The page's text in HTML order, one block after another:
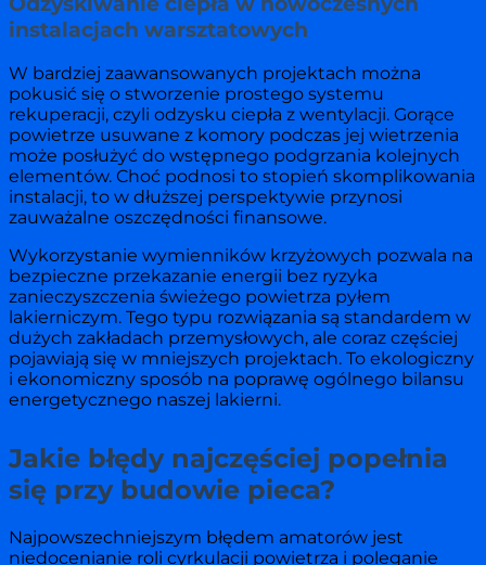
instalacjach warsztatowych
W bardziej zaawansowanych projektach można
pokusić się o stworzenie prostego systemu
rekuperacji, czyli odzysku ciepła z wentylacji. Gorące
powietrze usuwane z komory podczas jej wietrzenia
może posłużyć do wstępnego podgrzania kolejnych
elementów. Choć podnosi to stopień skomplikowania
instalacji, to w dłuższej perspektywie przynosi
zauważalne oszczędności finansowe.
Wykorzystanie wymienników krzyżowych pozwala na
bezpieczne przekazanie energii bez ryzyka
zanieczyszczenia świeżego powietrza pyłem
lakierniczym. Tego typu rozwiązania są standardem w
dużych zakładach przemysłowych, ale coraz częściej
pojawiają się w mniejszych projektach. To ekologiczny
i ekonomiczny sposób na poprawę ogólnego bilansu
energetycznego naszej lakierni.
Jakie błędy najczęściej popełnia
się przy budowie pieca?
Najpowszechniejszym błędem amatorów jest
niedocenianie roli cyrkulacji powietrza i poleganie